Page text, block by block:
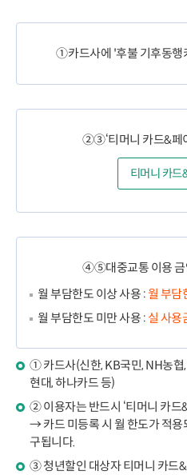
①카드사에 '후불 기후동행
②③‘티머니 카드&페
티머니 카드
④⑤대중교통 이용 금
월 부담한도 이상 사용 :월 부담
월 부담한도 미만 사용 : 실 사용
① 카드사(신한, KB국민, NH농협
현대, 하나카드 등)
② 이용자는 반드시 ‘티머니 카드
→ 카드 미등록 시 월 한도가 적용
구됩니다.
③ 청년할인 대상자 티머니 카드